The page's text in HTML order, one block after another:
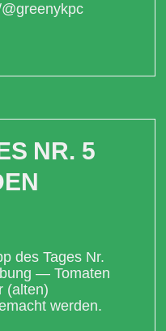
NR. 5
des Tages Nr.
— Tomaten
(alten)
werden.